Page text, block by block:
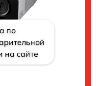
по
на сайте